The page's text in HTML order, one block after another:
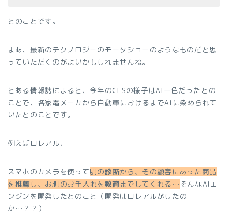
とのことです。
まあ、最新のテクノロジーのモータショーのようなものだと思
っていただくのがよいかもしれませんね。
とある情報誌によると、今年のCESの様子はAI一色だったとの
ことで、各家電メーカから自動車におけるまでAIに染められて
いたとのことです。
例えばロレアル、
スマホのカメラを使って肌の診断から、その顧客にあった商品
を 推薦 し、お肌のお手入れを 教育までしてくれる… そんなAIエ
ンジンを開発したとのこと（開発はロレアルがしたの
か…？？）